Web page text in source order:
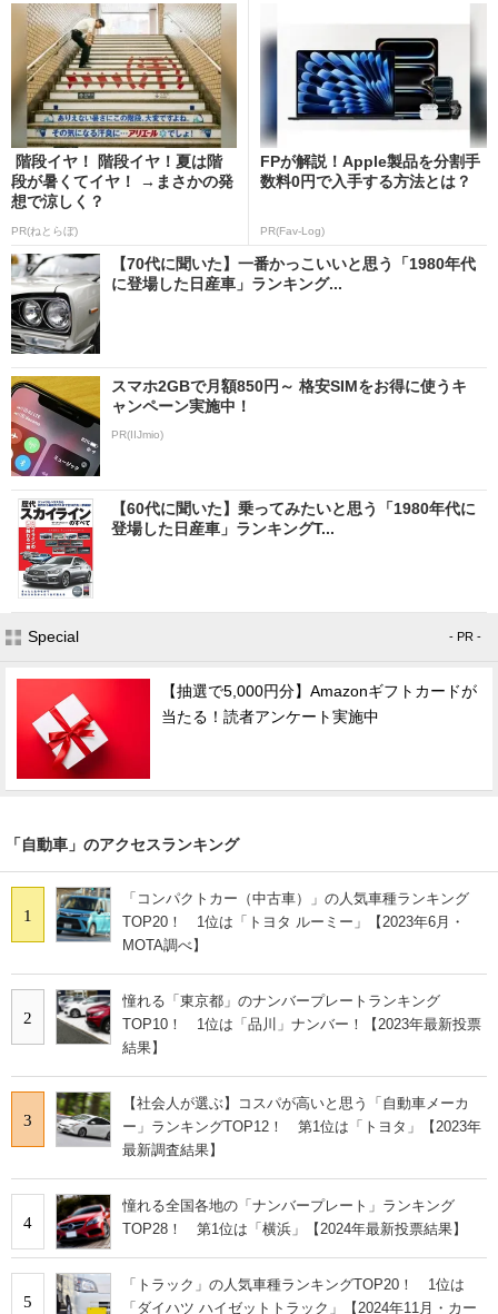
階段イヤ！ 階段イヤ！夏は階
段が暑くてイヤ！ →まさかの発
想で涼しく？
PR(ねとらぼ)
FPが解説！Apple製品を分割手
数料0円で入手する方法とは？
PR(Fav-Log)
【70代に聞いた】一番かっこいいと思う「1980年代
に登場した日産車」ランキング...
スマホ2GBで月額850円～ 格安SIMをお得に使うキ
ャンペーン実施中！
PR(IIJmio)
【60代に聞いた】乗ってみたいと思う「1980年代に
登場した日産車」ランキングT...
Special - PR -
【抽選で5,000円分】Amazonギフトカードが
当たる！読者アンケート実施中
「自動車」のアクセスランキング
1
「コンパクトカー（中古車）」の人気車種ランキング
TOP20！ 1位は「トヨタ ルーミー」【2023年6月・
MOTA調べ】
2
憧れる「東京都」のナンバープレートランキング
TOP10！ 1位は「品川」ナンバー！【2023年最新投票
結果】
3
【社会人が選ぶ】コスパが高いと思う「自動車メーカ
ー」ランキングTOP12！ 第1位は「トヨタ」【2023年
最新調査結果】
4
憧れる全国各地の「ナンバープレート」ランキング
TOP28！ 第1位は「横浜」【2024年最新投票結果】
5
「トラック」の人気車種ランキングTOP20！ 1位は
「ダイハツ ハイゼットトラック」【2024年11月・カー